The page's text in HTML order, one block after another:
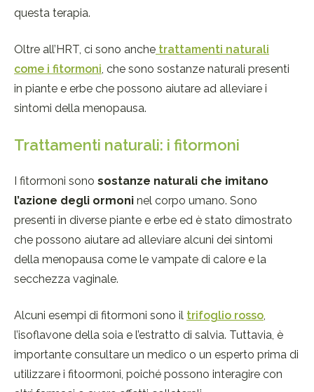
questa terapia.
Oltre all’HRT, ci sono anche trattamenti naturali
come i fitormoni, che sono sostanze naturali presenti
in piante e erbe che possono aiutare ad alleviare i
sintomi della menopausa.
Trattamenti naturali: i fitormoni
I fitormoni sono sostanze naturali che imitano
l’azione degli ormoni nel corpo umano. Sono
presenti in diverse piante e erbe ed è stato dimostrato
che possono aiutare ad alleviare alcuni dei sintomi
della menopausa come le vampate di calore e la
secchezza vaginale.
Alcuni esempi di fitormoni sono il trifoglio rosso,
l’isoflavone della soia e l’estratto di salvia. Tuttavia, è
importante consultare un medico o un esperto prima di
utilizzare i fitoormoni, poiché possono interagire con